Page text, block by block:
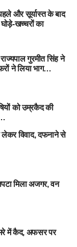
और सूर्यास्त के बाद
घोड़े-खच्चरों का
गुरमीत सिंह ने
ने लिया भाग…
को उम्रकैद की
लेकर विवाद, दफनाने से
मिला अजगर, वन
में कैद, अफसर पर